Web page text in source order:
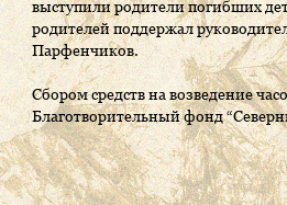
выступили родители погибших
родителей поддержал
Парфенчиков.
Сбором средств на возведение
Благотворительный фонд